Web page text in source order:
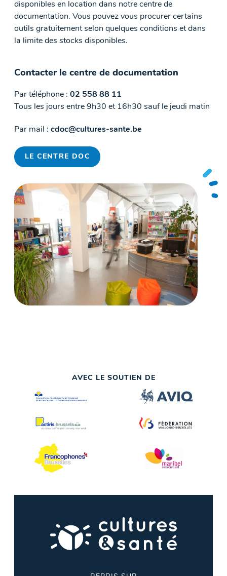
disponibles en location dans notre centre de
documentation. Vous pouvez vous procurer certains
outils gratuitement selon quelques conditions et dans
la limite des stocks disponibles.
Contacter le centre de documentation
Par téléphone : 02 558 88 11
Tous les jours entre 9h30 et 16h30 sauf le jeudi matin
Par mail : cdoc@cultures-sante.be
LE CENTRE DOC
AVEC LE SOUTIEN DE